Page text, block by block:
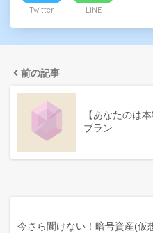
Twitter LINE
前の記事
【あなたのは
ブラン…
今さら聞けない！暗号資産(仮